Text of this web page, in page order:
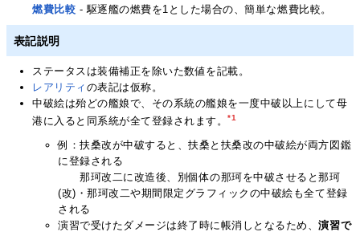
燃費比較 - 駆逐艦の燃費を1とした場合の、簡単な燃費比較。
表記説明
ステータスは装備補正を除いた数値を記載。
レアリティ の表記は仮称。
中破絵は殆どの艦娘で、その系統の艦娘を一度中破以上にして母
港に入ると同系統が全て登録されます。*1
例：扶桑改が中破すると、扶桑と扶桑改の中破絵が両方図鑑
に登録される
那珂改二に改造後、別個体の那珂を中破させると那珂
(改)・那珂改二や期間限定グラフィックの中破絵も全て登録
される
演習で受けたダメージは終了時に帳消しとなるため、演習で